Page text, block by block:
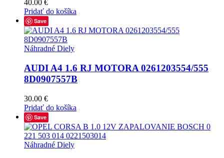
40.00 €
Pridať do košíka
Save
Náhradné Diely
AUDI A4 1.6 RJ MOTORA 0261203554/555
8D0907557B
30.00 €
Pridať do košíka
Save
Náhradné Diely